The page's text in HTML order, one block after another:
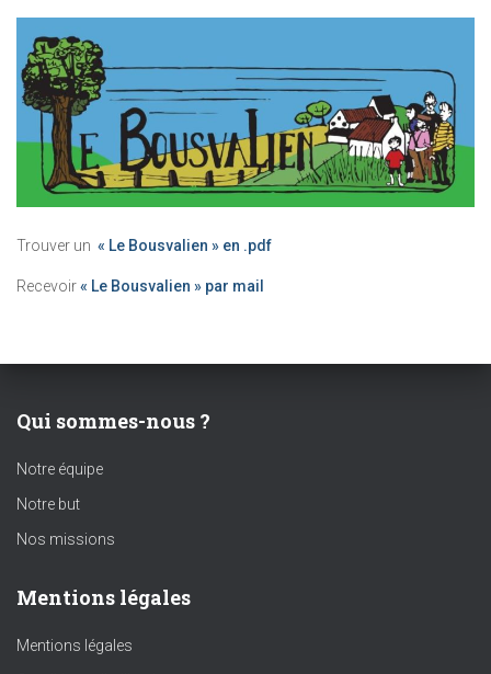
Trouver un « Le Bousvalien » en .pdf
Recevoir« Le Bousvalien » par mail
Qui sommes-nous ?
Notre équipe
Notre but
Nos missions
Mentions légales
Mentions légales